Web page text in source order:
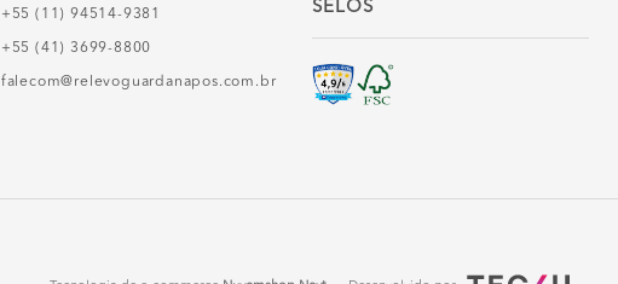
+55 (11) 94514-9381‬
+55 (41) 3699-8800
falecom@relevoguardanapos.com.br
SELOS